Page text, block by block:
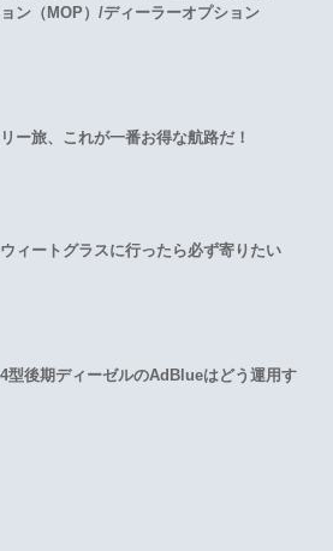
ン（MOP）/ディーラーオプション
ー旅、これが一番お得な航路だ！
ィートグラスに行ったら必ず寄りたい
型後期ディーゼルのAdBlueはどう運用す